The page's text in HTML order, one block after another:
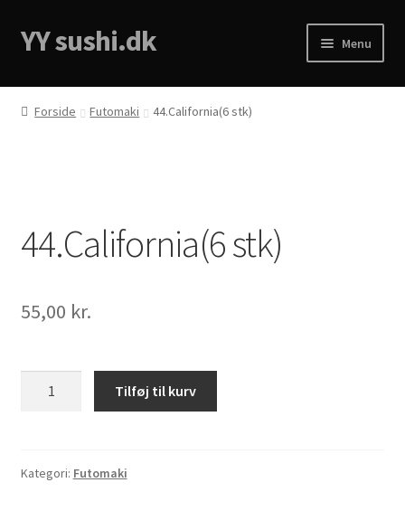
Spring
til
Spring
til
YY sushi.dk Menu
Forside
Menukort
Privacy Policy
Forside Futomaki 44.California(6 stk)
44.California(6 stk)
55,00 kr.
Tilføj til kurv
Kategori: Futomaki